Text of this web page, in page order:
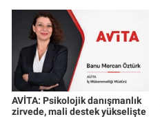
AVİTA: Psikolojik danışmanlık
zirvede, mali destek yükselişte